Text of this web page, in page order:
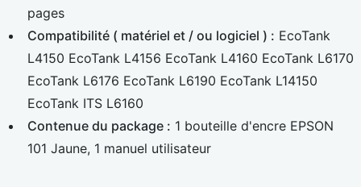
pages
Compatibilité ( matériel et / ou logiciel ) : EcoTank
L4150 EcoTank L4156 EcoTank L4160 EcoTank L6170
EcoTank L6176 EcoTank L6190 EcoTank L14150
EcoTank ITS L6160
Contenue du package : 1 bouteille d'encre EPSON
101 Jaune, 1 manuel utilisateur